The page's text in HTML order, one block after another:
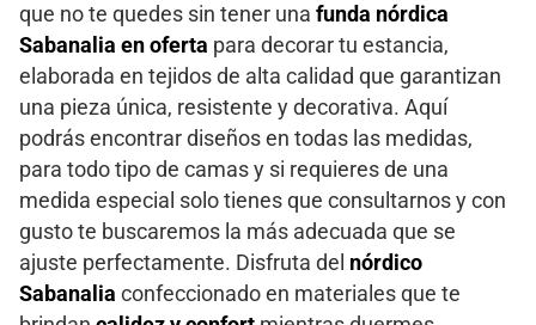
que no te quedes sin tener una funda nórdica
Sabanalia en oferta para decorar tu estancia,
elaborada en tejidos de alta calidad que garantizan
una pieza única, resistente y decorativa. Aquí
podrás encontrar diseños en todas las medidas,
para todo tipo de camas y si requieres de una
medida especial solo tienes que consultarnos y con
gusto te buscaremos la más adecuada que se
ajuste perfectamente. Disfruta del nórdico
Sabanalia confeccionado en materiales que te